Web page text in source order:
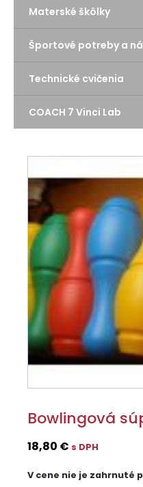
Materské škôlky
Športové potreby a
Technické cvičenia
COACH 7 Vinci Lab
Bowlingová
18,80 € s DPH
V cene nie je zahrnuté